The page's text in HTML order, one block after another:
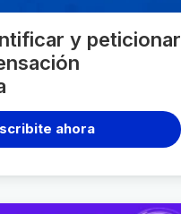
y peticionar
ahora